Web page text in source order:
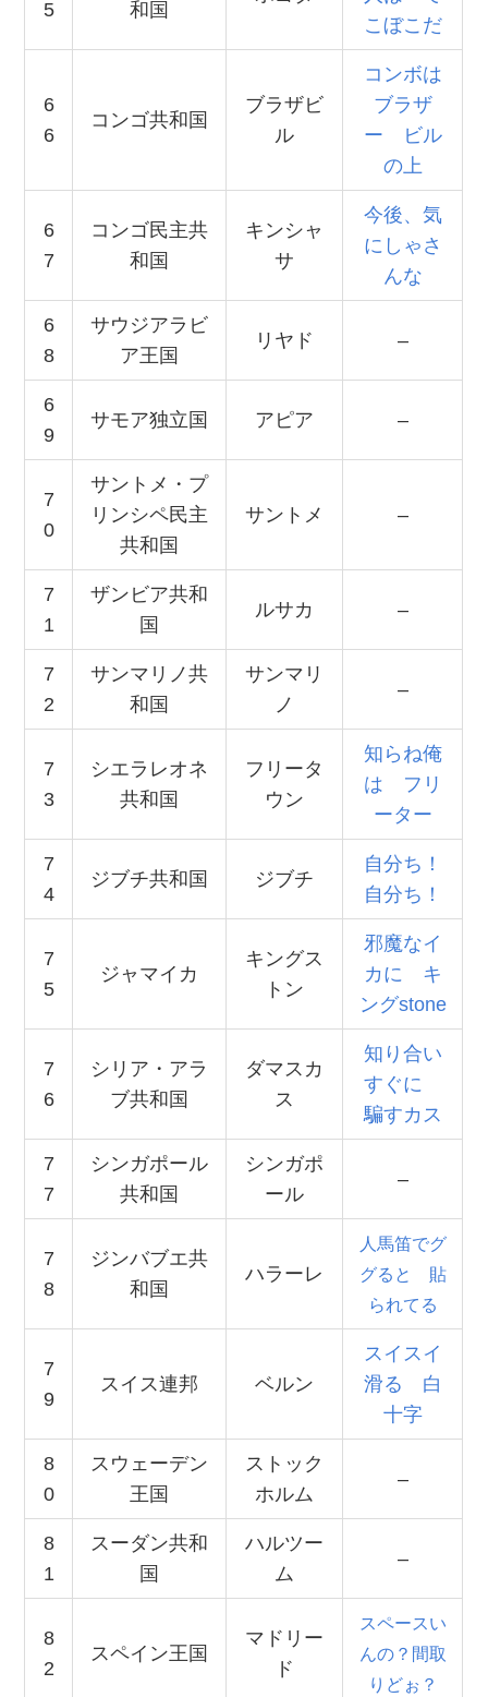
5 和国
こぼこだ
6
6
コンゴ共和国
ブラザビ
ル
コンボは
ブラザ
ー ビル
の上
6
7
コンゴ民主共
和国
キンシャ
サ
今後、気
にしゃさ
んな
6
8
サウジアラビ
ア王国
リヤド –
6
9
サモア独立国 アピア –
7
0
サントメ・プ
リンシペ民主
共和国
サントメ –
7
1
ザンビア共和
国
ルサカ –
7
2
サンマリノ共
和国
サンマリ
ノ
–
7
3
シエラレオネ
共和国
フリータ
ウン
知らね俺
は フリ
ーター
7
4
ジブチ共和国 ジブチ
自分ち！
自分ち！
7
5
ジャマイカ
キングス
トン
邪魔なイ
カに キ
ングstone
7
6
シリア・アラ
ブ共和国
ダマスカ
ス
知り合い
すぐに
騙すカス
7
7
シンガポール
共和国
シンガポ
ール
–
7
8
ジンバブエ共
和国
ハラーレ
人馬笛でグ
グると 貼
られてる
7
9
スイス連邦 ベルン
スイスイ
滑る 白
十字
8
0
スウェーデン
王国
ストック
ホルム
–
8
1
スーダン共和
国
ハルツー
ム
–
8
2
スペイン王国
マドリー
ド
スペースい
んの？間取
りどぉ？